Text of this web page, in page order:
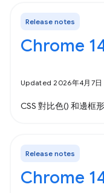
Release notes
Chrome
Updated 2026年4月7日
CSS 對比色() 和邊框
Release notes
Chrome